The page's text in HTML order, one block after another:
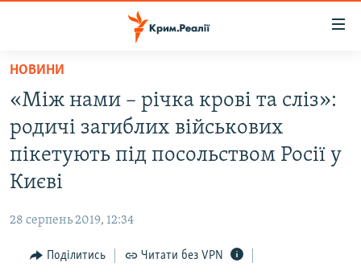
Перейти
основного
матеріалу
Перейти
до
основної
Перейти
пошуку
ВІДЕО ТА ФОТО
ПОЛІТИКА
ПОГЛЯД
ІНТЕРВ'Ю
НОВИНИ
«Між нами – річка крові та сліз»:
родичі загиблих військових
пікетують під посольством Росії у
Києві
28 серпень 2019, 12:34
Поділитись Читати без VPN